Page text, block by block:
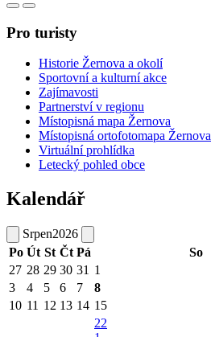
Pro turisty
Historie Žernova a okolí
Sportovní a kulturní akce
Zajímavosti
Partnerství v regionu
Místopisná mapa Žernova
Místopisná ortofotomapa Žernova
Virtuální prohlídka
Letecký pohled obce
Kalendář
Srpen2026
Po Út St Čt Pá So
27 28 29 30 31 1
3
4 5 6 7 8
10 11 12 13 14 15
22